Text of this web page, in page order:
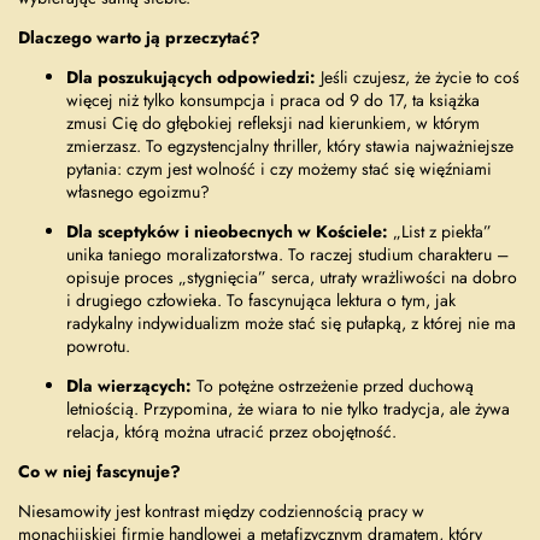
Dlaczego warto ją przeczytać?
Dla poszukujących odpowiedzi: Jeśli czujesz, że życie to coś
więcej niż tylko konsumpcja i praca od 9 do 17, ta książka
zmusi Cię do głębokiej refleksji nad kierunkiem, w którym
zmierzasz. To egzystencjalny thriller, który stawia najważniejsze
pytania: czym jest wolność i czy możemy stać się więźniami
własnego egoizmu?
Dla sceptyków i nieobecnych w Kościele: „List z piekła”
unika taniego moralizatorstwa. To raczej studium charakteru –
opisuje proces „stygnięcia” serca, utraty wrażliwości na dobro
i drugiego człowieka. To fascynująca lektura o tym, jak
radykalny indywidualizm może stać się pułapką, z której nie ma
powrotu.
Dla wierzących: To potężne ostrzeżenie przed duchową
letniością. Przypomina, że wiara to nie tylko tradycja, ale żywa
relacja, którą można utracić przez obojętność.
Co w niej fascynuje?
Niesamowity jest kontrast między codziennością pracy w
monachijskiej firmie handlowej a metafizycznym dramatem, który